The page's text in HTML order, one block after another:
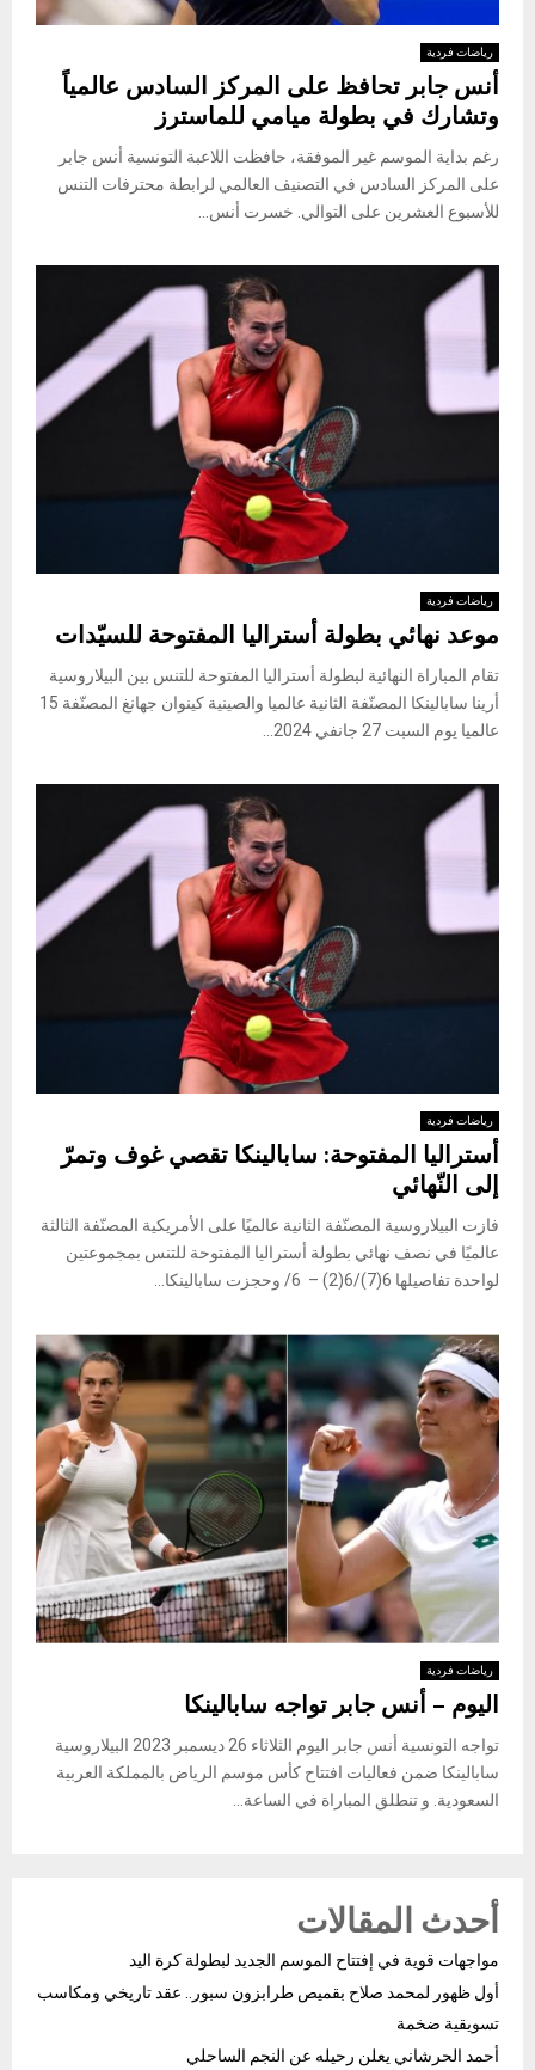
رياضات فردية
أنس جابر تحافظ على المركز السادس عالمياً
وتشارك في بطولة ميامي للماسترز
رغم بداية الموسم غير الموفقة، حافظت اللاعبة التونسية أنس جابر
على المركز السادس في التصنيف العالمي لرابطة محترفات التنس
للأسبوع العشرين على التوالي. خسرت أنس...
رياضات فردية
موعد نهائي بطولة أستراليا المفتوحة للسيّدات
تقام المباراة النهائية لبطولة أستراليا المفتوحة للتنس بين البيلاروسية
أرينا سابالينكا المصنّفة الثانية عالميا والصينية كينوان جهانغ المصنّفة 15
عالميا يوم السبت 27 جانفي 2024...
رياضات فردية
أستراليا المفتوحة: سابالينكا تقصي غوف وتمرّ
إلى النّهائي
فازت البيلاروسية المصنّفة الثانية عالميًا على الأمريكية المصنّفة الثالثة
عالميًا في نصف نهائي بطولة أستراليا المفتوحة للتنس بمجموعتين
لواحدة تفاصيلها 6(7)/6(2) – 6/ وحجزت سابالينكا...
رياضات فردية
اليوم – أنس جابر تواجه سابالينكا
تواجه التونسية أنس جابر اليوم الثلاثاء 26 ديسمبر 2023 البيلاروسية
سابالينكا ضمن فعاليات افتتاح كأس موسم الرياض بالمملكة العربية
السعودية. و تنطلق المباراة في الساعة...
أحدث المقالات
مواجهات قوية في إفتتاح الموسم الجديد لبطولة كرة اليد
أول ظهور لمحمد صلاح بقميص طرابزون سبور.. عقد تاريخي ومكاسب
تسويقية ضخمة
أحمد الحرشاني يعلن رحيله عن النجم الساحلي